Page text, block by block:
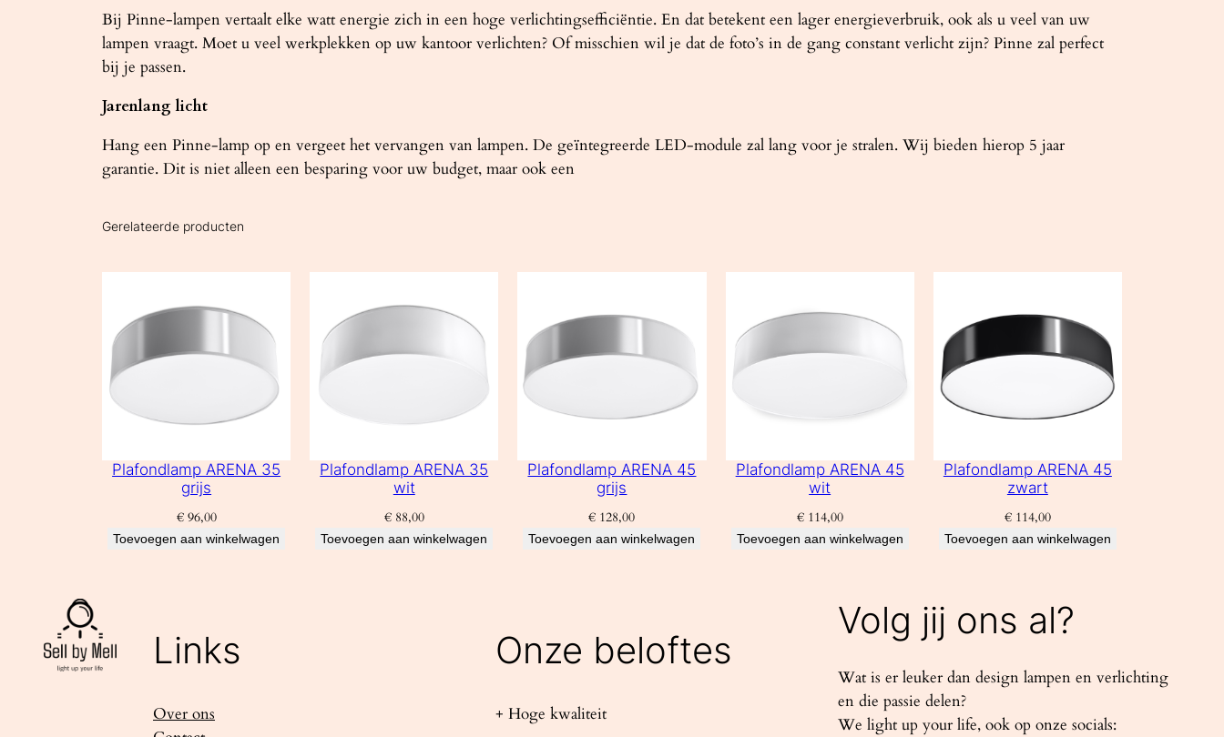
Bij Pinne-lampen vertaalt elke watt energie zich in een hoge verlichtingsefficiëntie. En dat betekent een lager energieverbruik, ook als u veel van uw
lampen vraagt. Moet u veel werkplekken op uw kantoor verlichten? Of misschien wil je dat de foto’s in de gang constant verlicht zijn? Pinne zal perfect
bij je passen.
Jarenlang licht
Hang een Pinne-lamp op en vergeet het vervangen van lampen. De geïntegreerde LED-module zal lang voor je stralen. Wij bieden hierop 5 jaar
garantie. Dit is niet alleen een besparing voor uw budget, maar ook een
Gerelateerde producten
Plafondlamp ARENA 35
grijs
€96,00
Toevoegen aan winkelwagen
Plafondlamp ARENA 35
wit
€88,00
Toevoegen aan winkelwagen
Plafondlamp ARENA 45
grijs
€ 128,00
Toevoegen aan winkelwagen
Plafondlamp ARENA 45
wit
€114,00
Toevoegen aan winkelwagen
Plafondlamp ARENA 45
zwart
€114,00
Toevoegen aan winkelwagen
Links
Over ons
Onze beloftes
+ Hoge kwaliteit
Volg jij ons al?
Wat is er leuker dan design lampen en verlichting
en die passie delen?
We light up your life, ook op onze socials: